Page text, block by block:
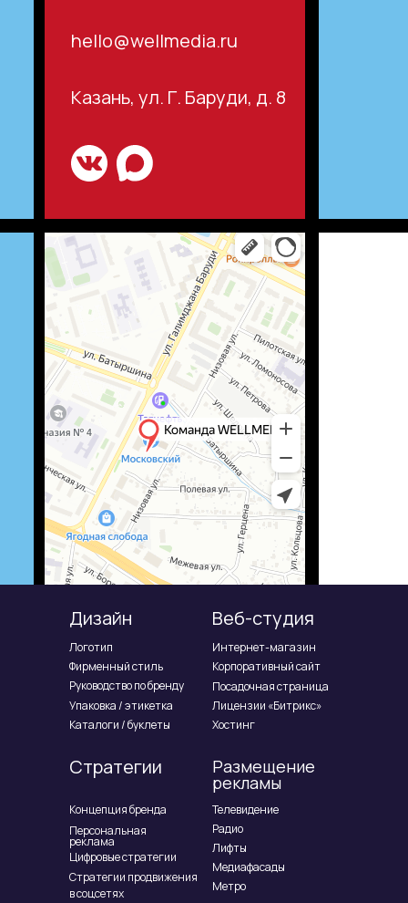
hello@wellmedia.ru
Казань, ул. Г. Баруди, д. 8
Дизайн Веб-студия
Стратегии Размещение
рекламы
Логотип
Фирменный стиль
Руководство по бренду
Упаковка / этикетка
Каталоги / буклеты
Интернет-магазин
Корпоративный сайт
Посадочная страница
Лицензии «Битрикс»
Хостинг
Телевидение
Радио
Лифты
Медиафасады
Метро
Концепция бренда
Персональная
реклама
Цифровые стратегии
Стратегии продвижения
в соцсетях